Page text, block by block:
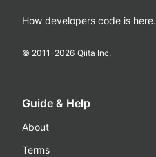
How developers code is here.
© 2011-2026 Qiita Inc.
Guide & Help
About
Terms